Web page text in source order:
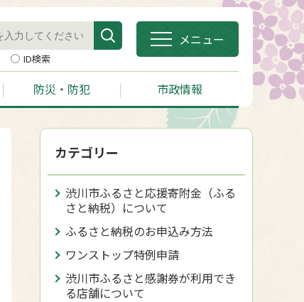
ID検索
メニュー
防災・防犯 市政情報
カテゴリー
渋川市ふるさと応援寄附金（ふる
さと納税）について
ふるさと納税のお申込み方法
ワンストップ特例申請
渋川市ふるさと感謝券が利用でき
る店舗について